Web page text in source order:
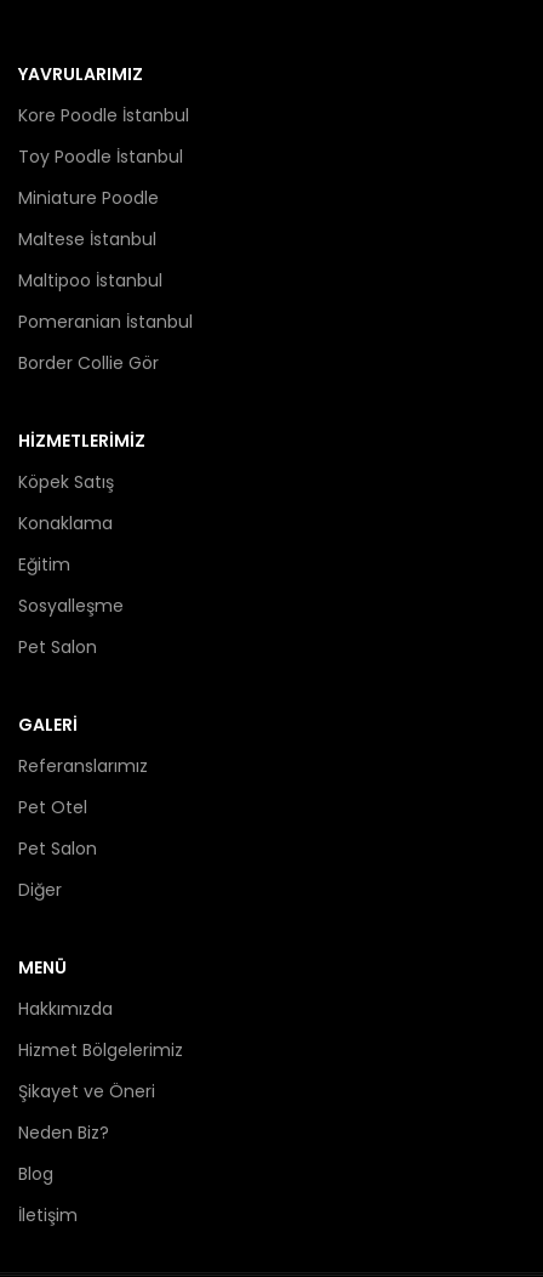
YAVRULARIMIZ
Kore Poodle İstanbul
Toy Poodle İstanbul
Miniature Poodle
Maltese İstanbul
Maltipoo İstanbul
Pomeranian İstanbul
Border Collie Gör
HİZMETLERİMİZ
Köpek Satış
Konaklama
Eğitim
Sosyalleşme
Pet Salon
GALERİ
Referanslarımız
Pet Otel
Pet Salon
Diğer
MENÜ
Hakkımızda
Hizmet Bölgelerimiz
Şikayet ve Öneri
Neden Biz?
Blog
İletişim